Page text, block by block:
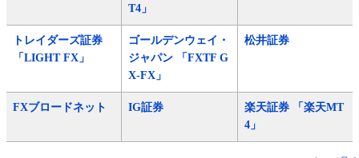
T4」
トレイダーズ証券
「LIGHT FX」
ゴールデンウェイ・
ジャパン 「FXTF G
X-FX」
松井証券
FXブロードネット IG証券
楽天証券 「楽天MT
4」